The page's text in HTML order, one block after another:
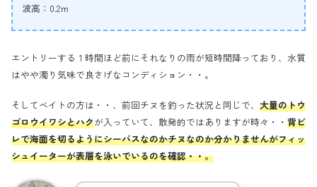
波高：0.2ｍ
エントリーする１時間ほど前にそれなりの雨が短時間降っており、水質
はやや濁り気味で良さげなコンディション・・。
そしてベイトの方は・・、前回チヌを釣った状況と同じで、 大量のトウ
ゴロウイワシとハクが入っていて、散発的ではありますが時々・・ 背ビ
レで海面を切るようにシーバスなのかチヌなのか分かりませんがフィッ
シュイーターが表層を泳いでいるのを確認・・。